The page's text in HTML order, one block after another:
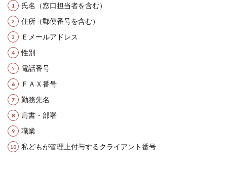
氏名（窓口担当者を含む）
住所（郵便番号を含む）
Ｅメールアドレス
性別
電話番号
ＦＡＸ番号
勤務先名
肩書・部署
職業
私どもが管理上付与するクライアント番号